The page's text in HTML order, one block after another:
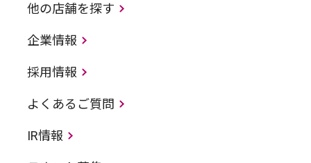
他の店舗を探す
企業情報
採用情報
よくあるご質問
IR情報